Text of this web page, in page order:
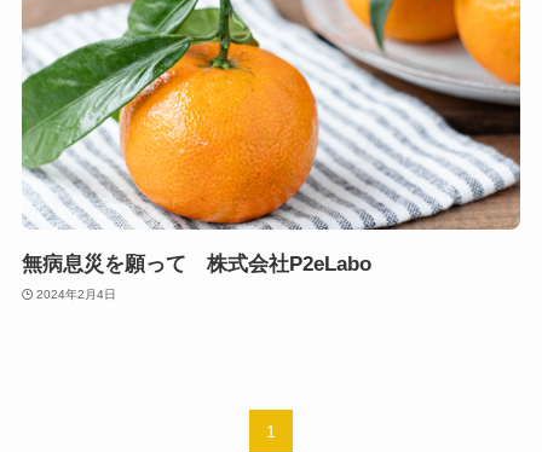
無病息災を願って 株式会社P2eLabo
2024年2月4日
1